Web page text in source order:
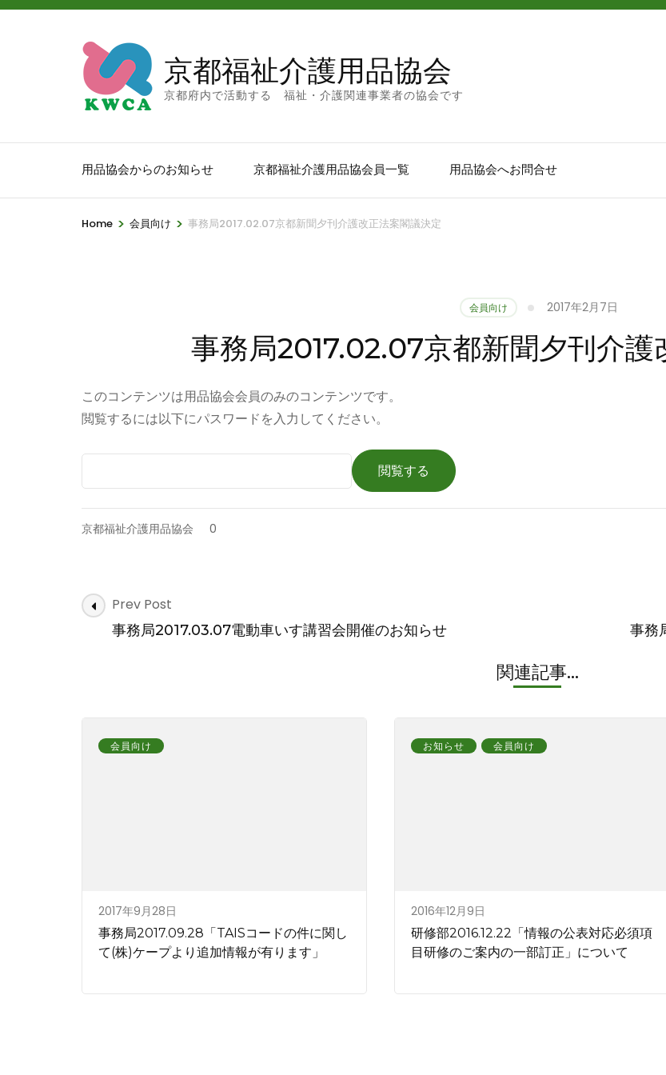
京都福祉介護用品協会
京都府内で活動する 福祉・介護関連事業者の協会です
用品協会からのお知らせ 京都福祉介護用品協会員一覧 用品協会へお問合せ
Home > 会員向け > 事務局2017.02.07京都新聞夕刊介護改正法案閣議決定
会員向け 2017年2月7日
事務局2017.02.07京都新聞夕刊介護
このコンテンツは用品協会会員のみのコンテンツです。
閲覧するには以下にパスワードを入力してください。
京都福祉介護用品協会 0
Post
Navigation
Prev Post
事務局2017.03.07電動車いす講習会開催のお知らせ 事務
関連記事...
会員向け
2017年9月28日
事務局2017.09.28「TAISコードの件に関し
て(株)ケープより追加情報が有ります」
お知らせ 会員向け
2016年12月9日
研修部2016.12.22「情報の公表対応必須項
目研修のご案内の一部訂正」について